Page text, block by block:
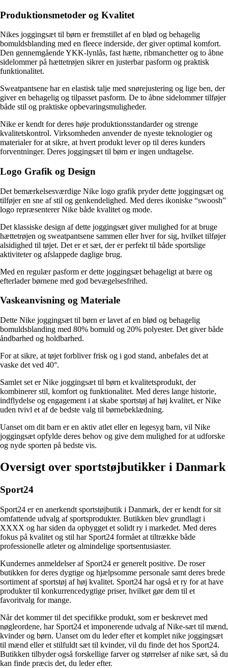
Produktionsmetoder og Kvalitet
Nikes joggingsæt til børn er fremstillet af en blød og behagelig
bomuldsblanding med en fleece inderside, der giver optimal komfort.
Den gennemgående YKK-lynlås, fast hætte, ribmanchetter og to åbne
sidelommer på hættetrøjen sikrer en justerbar pasform og praktisk
funktionalitet.
Sweatpantsene har en elastisk talje med snørejustering og lige ben, der
giver en behagelig og tilpasset pasform. De to åbne sidelommer tilføjer
både stil og praktiske opbevaringsmuligheder.
Nike er kendt for deres høje produktionsstandarder og strenge
kvalitetskontrol. Virksomheden anvender de nyeste teknologier og
materialer for at sikre, at hvert produkt lever op til deres kunders
forventninger. Deres joggingsæt til børn er ingen undtagelse.
Logo Grafik og Design
Det bemærkelsesværdige Nike logo grafik pryder dette joggingsæt og
tilføjer en sne af stil og genkendelighed. Med deres ikoniske “swoosh”
logo repræsenterer Nike både kvalitet og mode.
Det klassiske design af dette joggingsæt giver mulighed for at bruge
hættetrøjen og sweatpantsene sammen eller hver for sig, hvilket tilføjer
alsidighed til tøjet. Det er et sæt, der er perfekt til både sportslige
aktiviteter og afslappede daglige brug.
Med en regulær pasform er dette joggingsæt behageligt at bære og
efterlader børnene med god bevægelsesfrihed.
Vaskeanvisning og Materiale
Dette Nike joggingsæt til børn er lavet af en blød og behagelig
bomuldsblanding med 80% bomuld og 20% polyester. Det giver både
åndbarhed og holdbarhed.
For at sikre, at tøjet forbliver frisk og i god stand, anbefales det at
vaske det ved 40°.
Samlet set er Nike joggingsæt til børn et kvalitetsprodukt, der
kombinerer stil, komfort og funktionalitet. Med deres lange historie,
indflydelse og engagement i at skabe sportstøj af høj kvalitet, er Nike
uden tvivl et af de bedste valg til børnebeklædning.
Uanset om dit barn er en aktiv atlet eller en legesyg barn, vil Nike
joggingsæt opfylde deres behov og give dem mulighed for at udforske
og nyde sporten på bedste vis.
Oversigt over sportstøjbutikker i Danmark
Sport24
Sport24 er en anerkendt sportstøjbutik i Danmark, der er kendt for sit
omfattende udvalg af sportsprodukter. Butikken blev grundlagt i
XXXX og har siden da opbygget et solidt ry i markedet. Med deres
fokus på kvalitet og stil har Sport24 formået at tiltrække både
professionelle atleter og almindelige sportsentusiaster.
Kundernes anmeldelser af Sport24 er generelt positive. De roser
butikken for deres dygtige og hjælpsomme personale samt deres brede
sortiment af sportstøj af høj kvalitet. Sport24 har også et ry for at have
produkter til konkurrencedygtige priser, hvilket gør dem til et
favoritvalg for mange.
Når det kommer til det specifikke produkt, som er beskrevet med
nøgleordene, har Sport24 et imponerende udvalg af Nike-sæt til mænd,
kvinder og børn. Uanset om du leder efter et komplet nike joggingsæt
til mænd eller et stilfuldt sæt til kvinder, vil du finde det hos Sport24.
Butikken tilbyder også forskellige farver og størrelser af nike sæt, så du
kan finde præcis det, du leder efter.